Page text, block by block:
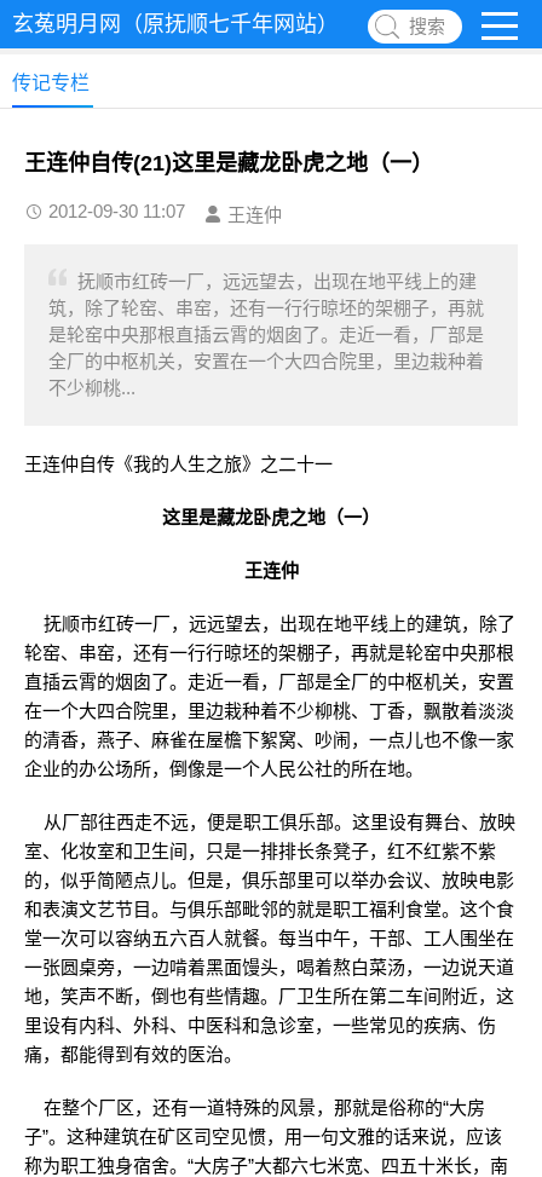
玄菟明月网（原抚顺七千年网站） 搜索
传记专栏
王连仲自传(21)这里是藏龙卧虎之地（一）
2012-09-30 11:07 王连仲
抚顺市红砖一厂，远远望去，出现在地平线上的建
筑，除了轮窑、串窑，还有一行行晾坯的架棚子，再就
是轮窑中央那根直插云霄的烟囱了。走近一看，厂部是
全厂的中枢机关，安置在一个大四合院里，里边栽种着
不少柳桃...
王连仲自传《我的人生之旅》之二十一
这里是藏龙卧虎之地（一）
王连仲
抚顺市红砖一厂，远远望去，出现在地平线上的建筑，除了
轮窑、串窑，还有一行行晾坯的架棚子，再就是轮窑中央那根
直插云霄的烟囱了。走近一看，厂部是全厂的中枢机关，安置
在一个大四合院里，里边栽种着不少柳桃、丁香，飘散着淡淡
的清香，燕子、麻雀在屋檐下絮窝、吵闹，一点儿也不像一家
企业的办公场所，倒像是一个人民公社的所在地。
从厂部往西走不远，便是职工俱乐部。这里设有舞台、放映
室、化妆室和卫生间，只是一排排长条凳子，红不红紫不紫
的，似乎简陋点儿。但是，俱乐部里可以举办会议、放映电影
和表演文艺节目。与俱乐部毗邻的就是职工福利食堂。这个食
堂一次可以容纳五六百人就餐。每当中午，干部、工人围坐在
一张圆桌旁，一边啃着黑面馒头，喝着熬白菜汤，一边说天道
地，笑声不断，倒也有些情趣。厂卫生所在第二车间附近，这
里设有内科、外科、中医科和急诊室，一些常见的疾病、伤
痛，都能得到有效的医治。
在整个厂区，还有一道特殊的风景，那就是俗称的“大房
子”。这种建筑在矿区司空见惯，用一句文雅的话来说，应该
称为职工独身宿舍。“大房子”大都六七米宽、四五十米长，南